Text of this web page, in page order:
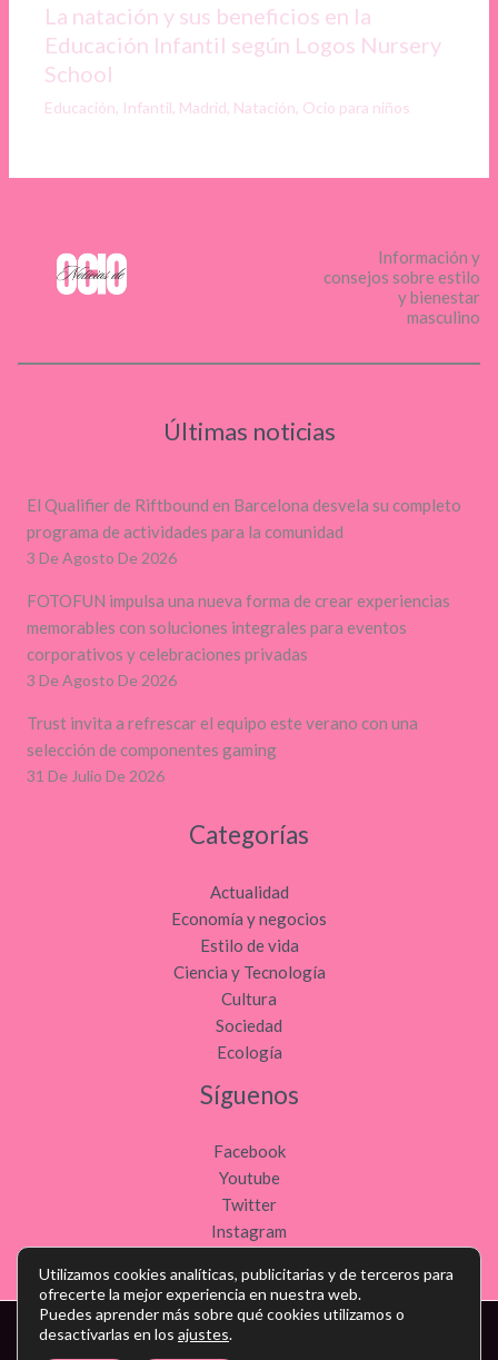
La natación y sus beneficios en la
Educación Infantil según Logos Nursery
School
Educación, Infantil, Madrid, Natación, Ocio para niños
Información y
consejos sobre estilo
y bienestar
masculino
Últimas noticias
El Qualifier de Riftbound en Barcelona desvela su completo
programa de actividades para la comunidad
3 De Agosto De 2026
FOTOFUN impulsa una nueva forma de crear experiencias
memorables con soluciones integrales para eventos
corporativos y celebraciones privadas
3 De Agosto De 2026
Trust invita a refrescar el equipo este verano con una
selección de componentes gaming
31 De Julio De 2026
Categorías
Actualidad
Economía y negocios
Estilo de vida
Ciencia y Tecnología
Cultura
Sociedad
Ecología
Síguenos
Facebook
Youtube
Twitter
Instagram
Copyright © Todos los derechos reservados - noticiasdeocio.es
Utilizamos cookies analíticas, publicitarias y de terceros para
ofrecerte la mejor experiencia en nuestra web.
Puedes aprender más sobre qué cookies utilizamos o
desactivarlas en los ajustes.